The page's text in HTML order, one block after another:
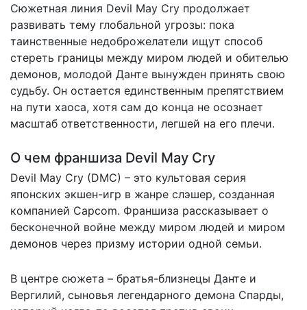
Сюжетная линия Devil May Cry продолжает
развивать тему глобальной угрозы: пока
таинственные недоброжелатели ищут способ
стереть границы между миром людей и обителью
демонов, молодой Данте вынужден принять свою
судьбу. Он остается единственным препятствием
на пути хаоса, хотя сам до конца не осознает
масштаб ответственности, легшей на его плечи.
О чем франшиза Devil May Cry
Devil May Cry (DMC) – это культовая серия
японских экшен-игр в жанре слэшер, созданная
компанией Capcom. Франшиза рассказывает о
бесконечной войне между миром людей и миром
демонов через призму истории одной семьи.
В центре сюжета – братья-близнецы Данте и
Вергилий, сыновья легендарного демона Спарды,